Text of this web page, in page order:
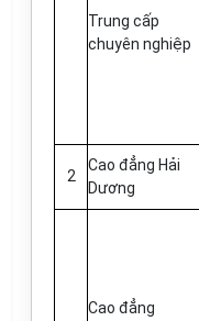
Trung cấp
chuyên nghiệp
2
Cao đẳng Hải
Dương
Cao đẳng